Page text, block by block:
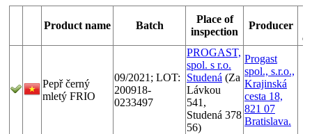
Product name Batch
Place of
inspection
Producer
Pepř černý
mletý FRIO
09/2021; LOT:
200918-
0233497
PROGAST,
spol. s r.o.
Studená (Za
Lávkou
541,
Studená 378
56)
Progast
spol., s.r.o.,
Krajinská
cesta 18,
821 07
Bratislava.